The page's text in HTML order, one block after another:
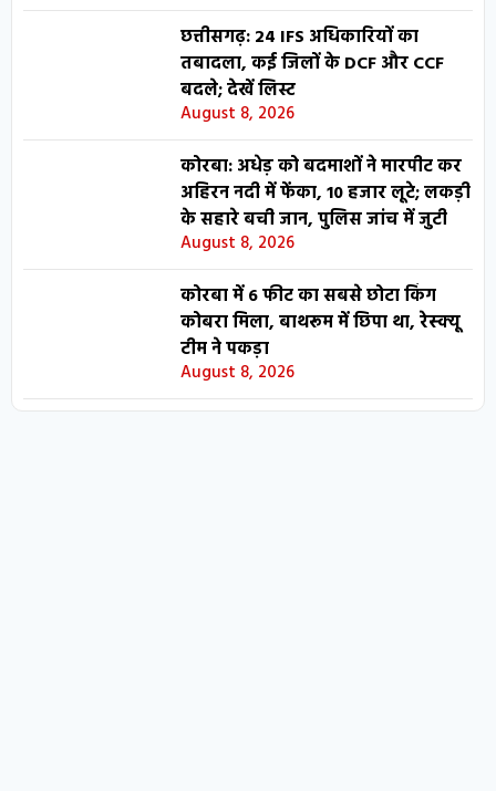
छत्तीसगढ़: 24 IFS अधिकारियों का
तबादला, कई जिलों के DCF और CCF
बदले; देखें लिस्ट
August 8, 2026
कोरबा: अधेड़ को बदमाशों ने मारपीट कर
अहिरन नदी में फेंका, 10 हजार लूटे; लकड़ी
के सहारे बची जान, पुलिस जांच में जुटी
August 8, 2026
कोरबा में 6 फीट का सबसे छोटा किंग
कोबरा मिला, बाथरूम में छिपा था, रेस्क्यू
टीम ने पकड़ा
August 8, 2026